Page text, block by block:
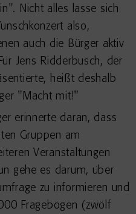
Nicht alles lasse sich
also,
auch die Bürger aktiv
Jens Ridderbusch, der
heißt deshalb
"Macht mit!"
erinnerte daran, dass
Gruppen am
Veranstaltungen
gehe es darum, über
zu informieren und
Fragebögen (zwölf